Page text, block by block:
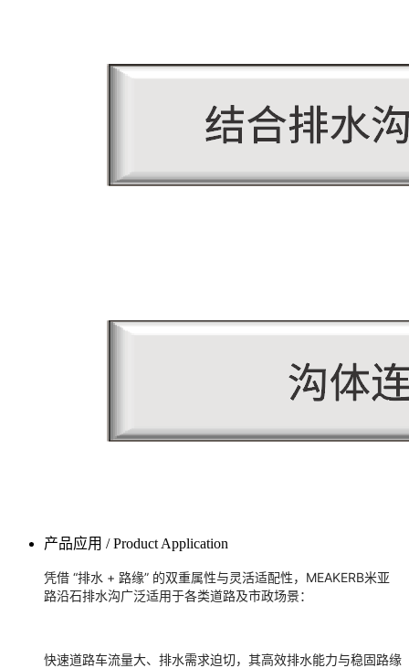
产品应用 / Product Application
凭借 “排水 + 路缘” 的双重属性与灵活适配性，MEAKERB米亚
路沿石排水沟广泛适用于各类道路及市政场景：
快速道路车流量大、排水需求迫切，其高效排水能力与稳固路缘